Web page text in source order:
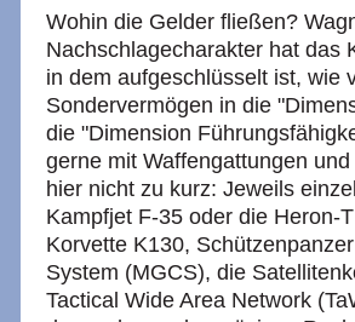
Wohin die Gelder fließen?
Nachschlagecharakter hat das
in dem aufgeschlüsselt ist, wie
Sondervermögen in die
die "Dimension
gerne mit Waffengattungen
hier nicht zu kurz: Jeweils
Kampfjet F-35 oder die Heron-
Korvette K130,
System (MGCS), die
Tactical Wide Area Network